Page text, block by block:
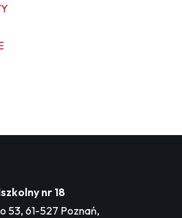
nr 18
53, 61-527 Poznań,